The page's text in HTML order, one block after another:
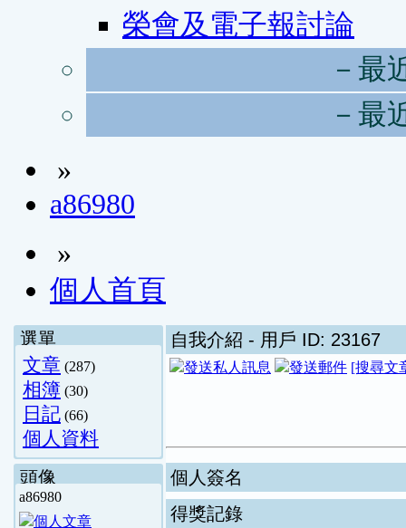
榮會及電子報討論
－最
－最
»
a86980
»
個人首頁
選單
文章 (287)
相簿 (30)
日記 (66)
個人資料
頭像
a86980
自我介紹 - 用戶 ID: 23167
[搜尋文
個人簽名
得獎記錄